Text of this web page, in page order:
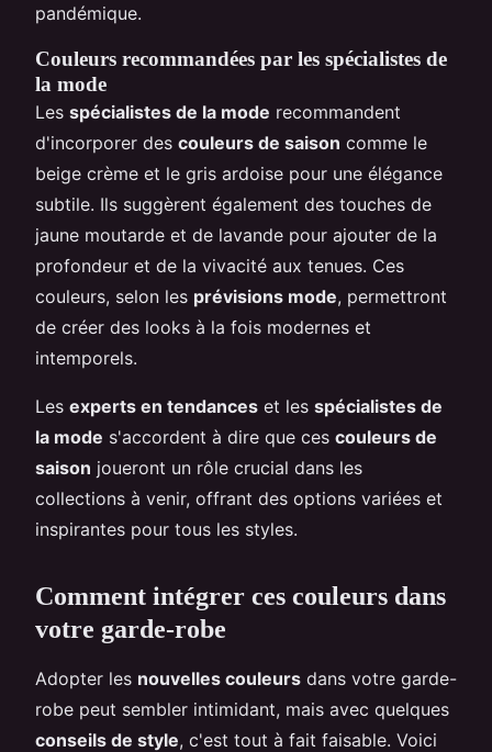
pandémique.
Couleurs recommandées par les spécialistes de
la mode
Les spécialistes de la mode recommandent
d'incorporer des couleurs de saison comme le
beige crème et le gris ardoise pour une élégance
subtile. Ils suggèrent également des touches de
jaune moutarde et de lavande pour ajouter de la
profondeur et de la vivacité aux tenues. Ces
couleurs, selon les prévisions mode, permettront
de créer des looks à la fois modernes et
intemporels.
Les experts en tendances et les spécialistes de
la mode s'accordent à dire que ces couleurs de
saison joueront un rôle crucial dans les
collections à venir, offrant des options variées et
inspirantes pour tous les styles.
Comment intégrer ces couleurs dans
votre garde-robe
Adopter les nouvelles couleurs dans votre garde-
robe peut sembler intimidant, mais avec quelques
conseils de style, c'est tout à fait faisable. Voici